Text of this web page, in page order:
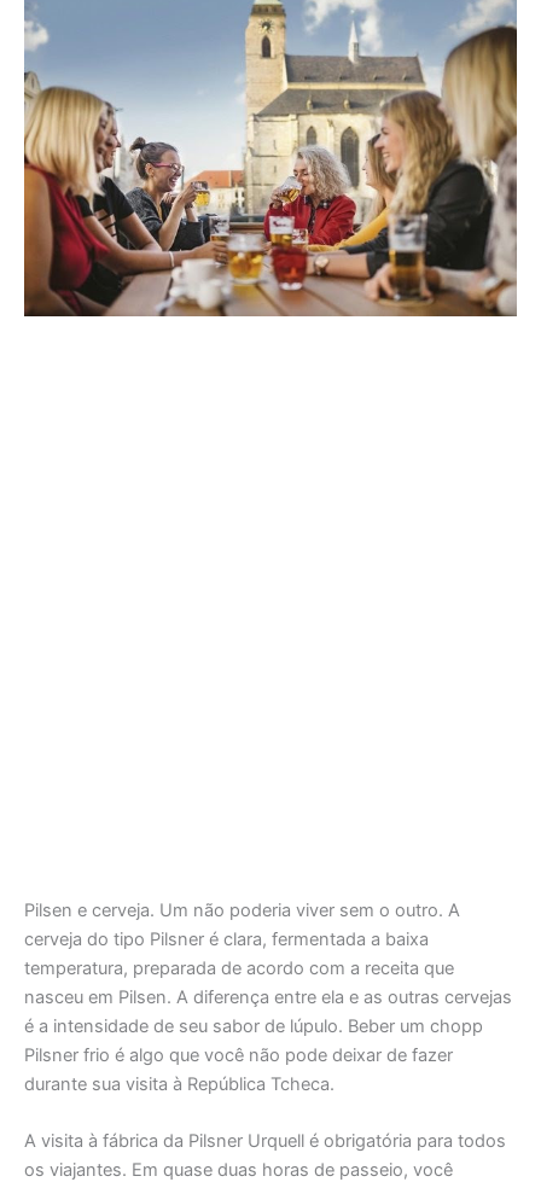
Pilsen e cerveja. Um não poderia viver sem o outro. A
cerveja do tipo Pilsner é clara, fermentada a baixa
temperatura, preparada de acordo com a receita que
nasceu em Pilsen. A diferença entre ela e as outras cervejas
é a intensidade de seu sabor de lúpulo. Beber um chopp
Pilsner frio é algo que você não pode deixar de fazer
durante sua visita à República Tcheca.
A visita à fábrica da Pilsner Urquell é obrigatória para todos
os viajantes. Em quase duas horas de passeio, você